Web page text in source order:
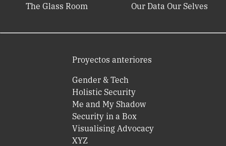
The Glass Room Our Data Our Selves
Proyectos anteriores
Gender & Tech
Holistic Security
Me and My Shadow
Security in a Box
Visualising Advocacy
XYZ